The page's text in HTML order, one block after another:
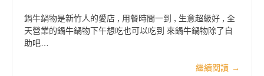
鍋牛鍋物是新竹人的愛店 , 用餐時間一到 , 生意超級好 , 全
天營業的鍋牛鍋物下午想吃也可以吃到 來鍋牛鍋物除了自
助吧…
繼續閱讀 →